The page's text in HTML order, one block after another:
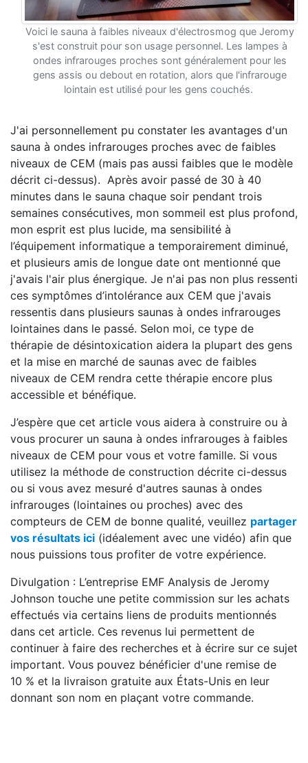
Voici le sauna à faibles niveaux d'électrosmog que Jeromy
s'est construit pour son usage personnel. Les lampes à
ondes infrarouges proches sont généralement pour les
gens assis ou debout en rotation, alors que l'infrarouge
lointain est utilisé pour les gens couchés.
J'ai personnellement pu constater les avantages d'un
sauna à ondes infrarouges proches avec de faibles
niveaux de CEM (mais pas aussi faibles que le modèle
décrit ci-dessus). Après avoir passé de 30 à 40
minutes dans le sauna chaque soir pendant trois
semaines consécutives, mon sommeil est plus profond,
mon esprit est plus lucide, ma sensibilité à
l’équipement informatique a temporairement diminué,
et plusieurs amis de longue date ont mentionné que
j'avais l'air plus énergique. Je n'ai pas non plus ressenti
ces symptômes d’intolérance aux CEM que j'avais
ressentis dans plusieurs saunas à ondes infrarouges
lointaines dans le passé. Selon moi, ce type de
thérapie de désintoxication aidera la plupart des gens
et la mise en marché de saunas avec de faibles
niveaux de CEM rendra cette thérapie encore plus
accessible et bénéfique.
J’espère que cet article vous aidera à construire ou à
vous procurer un sauna à ondes infrarouges à faibles
niveaux de CEM pour vous et votre famille. Si vous
utilisez la méthode de construction décrite ci-dessus
ou si vous avez mesuré d'autres saunas à ondes
infrarouges (lointaines ou proches) avec des
compteurs de CEM de bonne qualité, veuillez partager
vos résultats ici (idéalement avec une vidéo) afin que
nous puissions tous profiter de votre expérience.
Divulgation : L’entreprise EMF Analysis de Jeromy
Johnson touche une petite commission sur les achats
effectués via certains liens de produits mentionnés
dans cet article. Ces revenus lui permettent de
continuer à faire des recherches et à écrire sur ce sujet
important. Vous pouvez bénéficier d'une remise de
10 % et la livraison gratuite aux États-Unis en leur
donnant son nom en plaçant votre commande.